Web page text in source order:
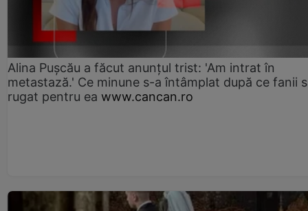
Alina Pușcău a făcut anunțul trist: 'Am intrat în
metastază.' Ce minune s-a întâmplat după ce fanii
rugat pentru ea www.cancan.ro